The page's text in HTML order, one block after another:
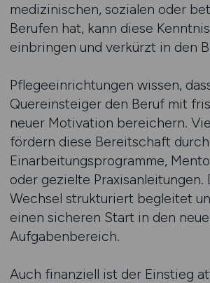
medizinischen, sozialen oder
Berufen hat, kann diese
einbringen und verkürzt in den
Pflegeeinrichtungen wissen,
Quereinsteiger den Beruf mit
neuer Motivation bereichern.
fördern diese Bereitschaft
Einarbeitungsprogramme,
oder gezielte Praxisanleitungen.
Wechsel strukturiert begleitet
einen sicheren Start in den
Aufgabenbereich.
Auch finanziell ist der Einstieg